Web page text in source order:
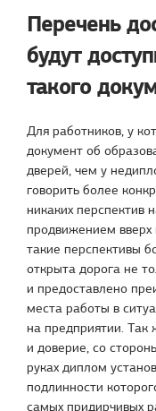
Перечень
будут
такого
Для работников, у
документ об
дверей, чем у
говорить более
никаких перспектив
продвижением
такие перспективы
открыта дорога не
и предоставлено
места работы в
на предприятии.
и доверие, со
руках диплом
подлинности
самых придирчивых